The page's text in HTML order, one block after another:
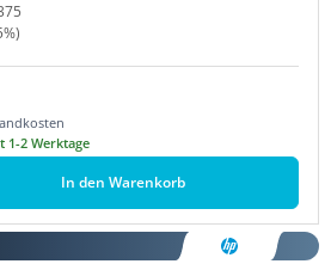
1-2 Werktage
In den Warenkorb